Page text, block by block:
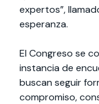
expertos”,
esperanza.
El Congreso se
instancia de
buscan seguir
compromiso,